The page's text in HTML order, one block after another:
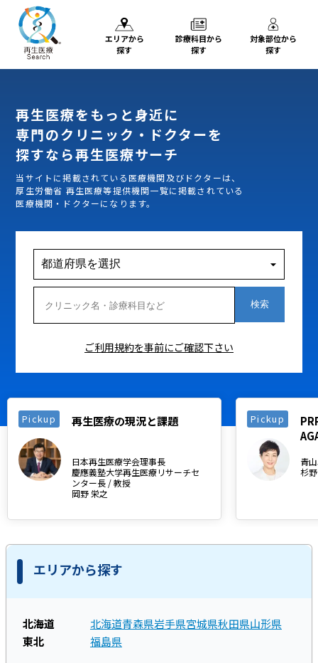
エリアから
探す
診療科目から
探す
対象部位から
探す
再生医療をもっと身近に
専門のクリニック・ドクターを
探すなら再生医療サーチ
当サイトに掲載されている医療機関及びドクターは、
厚生労働省 再生医療等提供機関一覧に掲載されている
医療機関・ドクターになります。
ご利用規約を事前にご確認下さい
Pickup 再生医療の現況と課題
日本再生医療学会理事長
慶應義塾大学再生医療リサーチセ
ンター長 / 教授
岡野 栄之
Pickup
青
杉
エリアから探す
北海道
東北
北海道青森県岩手県宮城県秋田県山形県
福島県